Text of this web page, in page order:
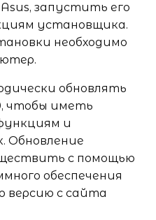
запустить его
установщика.
необходимо
обновлять
чтобы иметь
и
Обновление
с помощью
обеспечения
версию с сайта